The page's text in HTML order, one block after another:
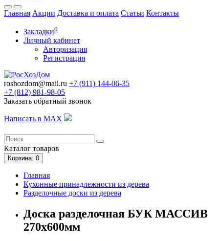
Главная Акции Доставка и оплата Статьи Контакты
Закладки0
Личный кабинет
Авторизация
Регистрация
roshozdom@mail.ru +7 (911) 144-06-35
+7 (812) 981-98-05
Заказать обратный звонок
Написать в MAX
Каталог товаров
Корзина: 0
Главная
Кухонные принадлежности из дерева
Разделочные доски из дерева
Доска разделочная БУК МАССИВ
270х600мм